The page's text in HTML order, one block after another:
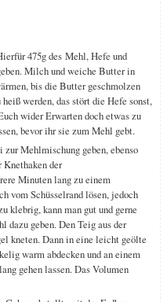
475g des Mehl, Hefe und
Milch und weiche Butter in
bis die Butter geschmolzen
werden, das stört die Hefe sonst,
wider Erwarten doch etwas zu
bevor ihr sie zum Mehl gebt.
Mehlmischung geben, ebenso
Knethaken der
Minuten lang zu einem
vom Schüsselrand lösen, jedoch
klebrig, kann man gut und gerne
dazu geben. Den Teig aus der
kneten. Dann in eine leicht geölte
warm abdecken und an einem
gehen lassen. Das Volumen